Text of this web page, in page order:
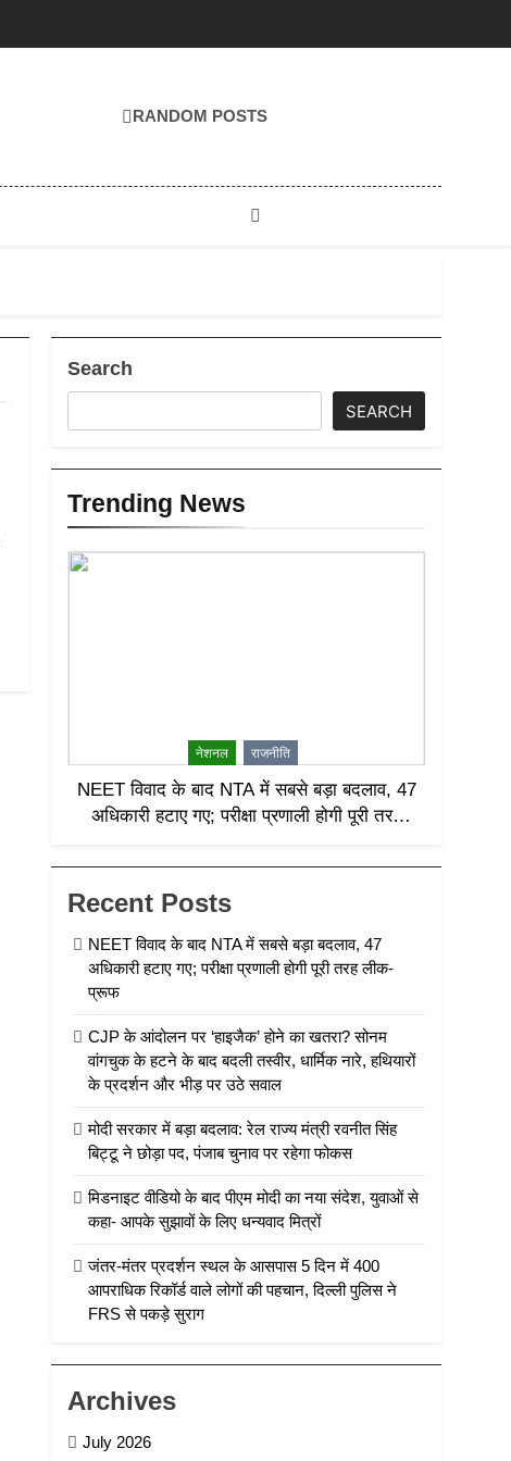
RANDOM POSTS
Search
SEARCH
Trending News
नेशनल राजनीति
NEET विवाद के बाद NTA में सबसे बड़ा बदलाव, 47
अधिकारी हटाए गए; परीक्षा प्रणाली होगी पूरी तरह
Recent Posts
NEET विवाद के बाद NTA में सबसे बड़ा बदलाव, 47
अधिकारी हटाए गए; परीक्षा प्रणाली होगी पूरी तरह लीक-
प्रूफ
CJP के आंदोलन पर ‘हाइजैक’ होने का खतरा? सोनम
वांगचुक के हटने के बाद बदली तस्वीर, धार्मिक नारे, हथियारों
के प्रदर्शन और भीड़ पर उठे सवाल
मोदी सरकार में बड़ा बदलाव: रेल राज्य मंत्री रवनीत सिंह
बिट्टू ने छोड़ा पद, पंजाब चुनाव पर रहेगा फोकस
मिडनाइट वीडियो के बाद पीएम मोदी का नया संदेश, युवाओं से
कहा- आपके सुझावों के लिए धन्यवाद मित्रों
जंतर-मंतर प्रदर्शन स्थल के आसपास 5 दिन में 400
आपराधिक रिकॉर्ड वाले लोगों की पहचान, दिल्ली पुलिस ने
FRS से पकड़े सुराग
Archives
July 2026